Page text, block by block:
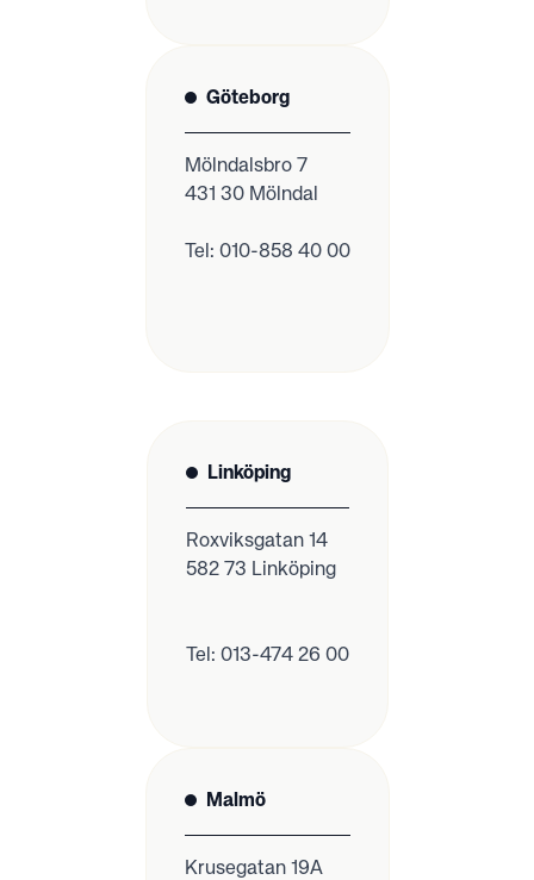
Göteborg
Mölndalsbro 7
431 30 Mölndal
Tel: 010-858 40 00
Linköping
Roxviksgatan 14
582 73 Linköping
Tel: 013-474 26 00
Malmö
Krusegatan 19A